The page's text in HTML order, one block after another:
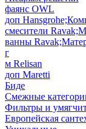
фаянс OWL
доп
смесители
ванны
г
м Relisan
доп Maretti
Биде
Смежные
Фильтры и
Европейская